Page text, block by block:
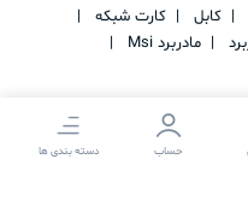
کابل
کارت شبکه
مادربرد Msi
حساب دسته بندی ها